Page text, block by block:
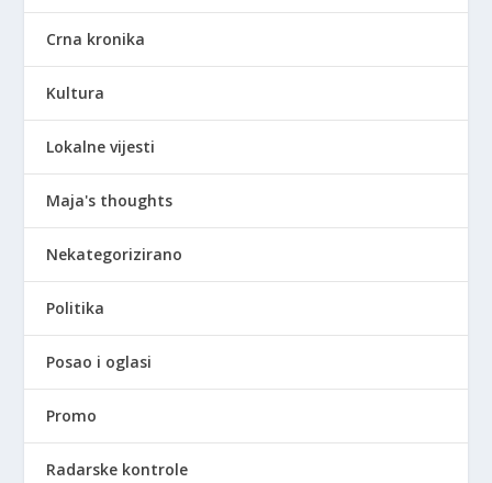
Crna kronika
Kultura
Lokalne vijesti
Maja's thoughts
Nekategorizirano
Politika
Posao i oglasi
Promo
Radarske kontrole